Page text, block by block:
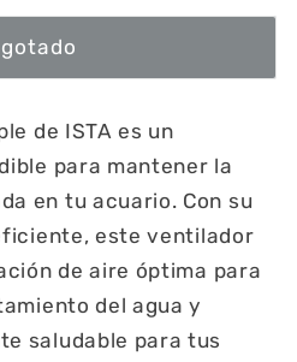
de ISTA es un
para mantener la
en tu acuario. Con su
este ventilador
de aire óptima para
del agua y
saludable para tus